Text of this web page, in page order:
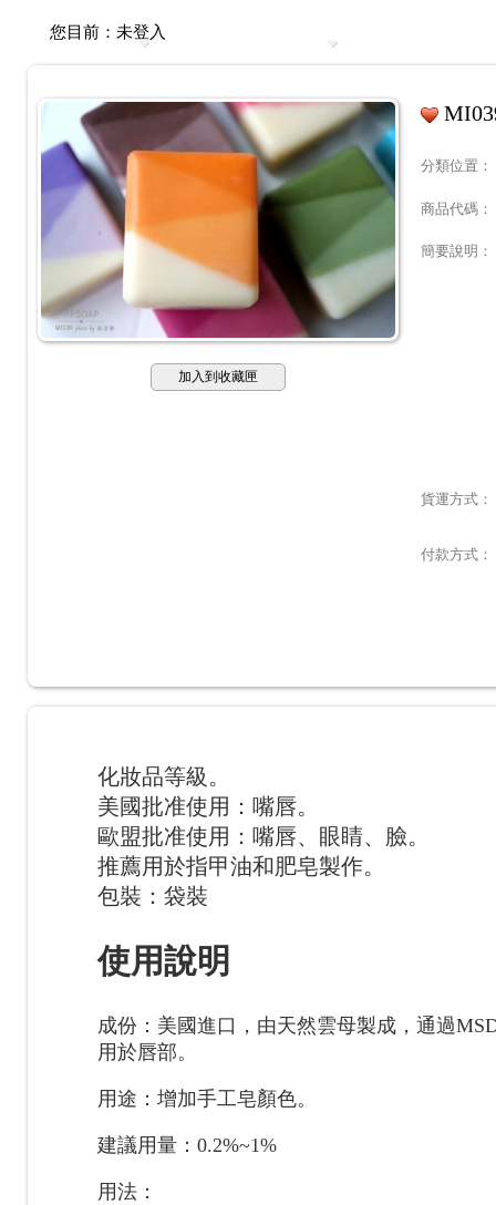
您目前： 未登入
加入到收藏匣
分類位置 ：
商品代碼 ：
簡要說明 ：
貨運方式：
付款方式：
化妝品等級。
美國批准使用：嘴唇。
歐盟批准使用：嘴唇、眼睛、臉。
推薦用於指甲油和肥皂製作。
包裝：袋裝
使用說明
成份：美國進口，由天然雲母製成，通過
用於唇部。
用途：增加手工皂顏色。
建議用量：0.2%~1%
用法：